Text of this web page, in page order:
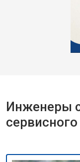
Инженеры